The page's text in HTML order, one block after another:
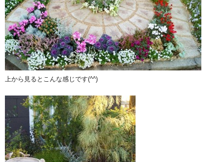
上から見るとこんな感じです(^^)